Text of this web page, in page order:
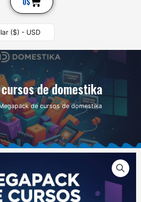
($) - USD
de domestika
de cursos de domestika